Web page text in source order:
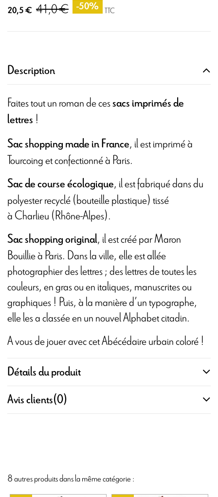
20,5 € 41,0 € -50% TTC
Description
Faites tout un roman de cessacs imprimés de
lettres !
Sac shopping made in France, il est imprimé à
Tourcoing et confectionné à Paris.
Sac de course écologique, il est fabriqué dans du
polyester recyclé (bouteille plastique) tissé
à Charlieu (Rhône-Alpes).
Sac shopping original, il est créé par Maron
Bouillie à Paris. Dans la ville, elle est allée
photographier des lettres ; des lettres de toutes les
couleurs, en gras ou en italiques, manuscrites ou
graphiques ! Puis, à la manière d’un typographe,
elle les a classée en un nouvel Alphabet citadin.
A vous de jouer avec cet Abécédaire urbain coloré !
Détails du produit
Avis clients(0)
8 autres produits dans la même catégorie :